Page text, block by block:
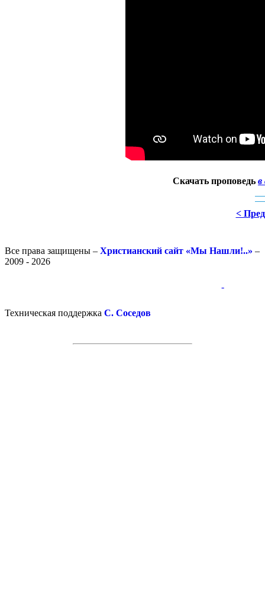
Скачать проповедь в
<
Все права защищены – Христианский сайт «Мы Нашли!..» –
2009 - 2026
-
Техническая поддержка С. Соседов